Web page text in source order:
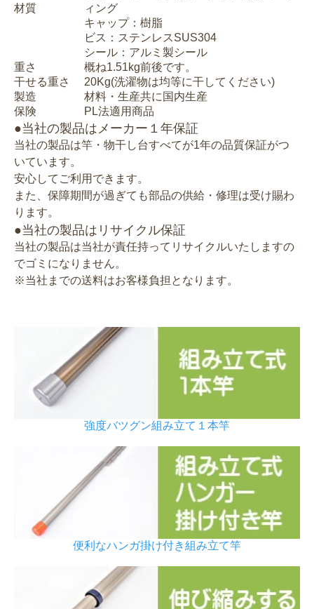
材質
ィング
キャップ：樹脂
ビス：ステンレスSUS304
シール：アルミ製シール
重さ
概ね1.51kg前後です。
干せる重さ
20Kg(洗濯物は均等に干してください)
製造
材料・生産共に国内生産
保険
PL法適用商品
●当社の製品はメーカー１年保証
当社の製品は竿・物干し台すべてが1年の品質保証がつ
いています。
安心してご利用できます。
また、保障期間が過ぎても部品の供給・修理は受け賜わ
ります。
●当社の製品はリサイクル保証
当社の製品は当社が責任持ってリサイクルいたしますの
でゴミになりません。
※当社までの送料はお客様負担となります。
強度バツグン組み立て１本竿
便利なハンガ掛け付き組み立て竿